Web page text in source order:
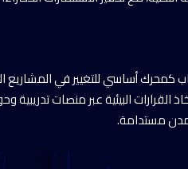
كمحرك أساسي للتغيير في المشاريع
البيئية عبر منصات تدريبية
مدن مستدامة.